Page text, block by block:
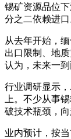
锡矿资源品位
分之二依赖进口
从去年开始，
出口限制、地
认为，未来一
行业调研显示
上。不少从事
破技术瓶颈，
业内预计，按